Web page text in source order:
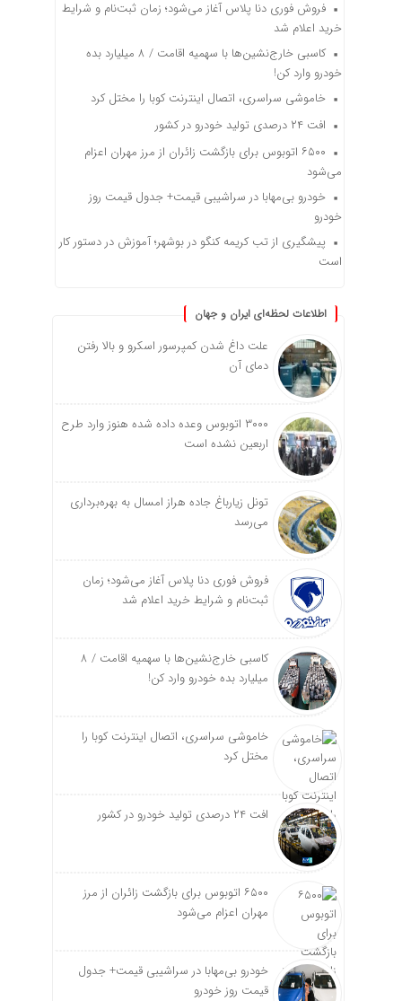
فروش فوری دنا پلاس آغاز می‌شود؛ زمان ثبت‌نام و شرایط
خرید اعلام شد
کاسبی خارج‌نشین‌ها با سهمیه اقامت / ۸ میلیارد بده
خودرو وارد کن!
خاموشی سراسری، اتصال اینترنت کوبا را مختل کرد
افت ۲۴ درصدی تولید خودرو در کشور
۶۵۰۰ اتوبوس برای بازگشت زائران از مرز مهران اعزام
می‌شود
خودرو بی‌مهابا در سراشیبی قیمت+ جدول قیمت روز
خودرو
پیشگیری از تب کریمه کنگو در بوشهر؛ آموزش در دستور کار
است
اطلاعات لحظه‌ای ایران و جهان
علت داغ شدن کمپرسور اسکرو و بالا رفتن
دمای آن
۳۰۰۰ اتوبوس وعده داده شده هنوز وارد طرح
اربعین نشده است
تونل زیارباغ جاده هراز امسال به بهره‌برداری
می‌رسد
فروش فوری دنا پلاس آغاز می‌شود؛ زمان
ثبت‌نام و شرایط خرید اعلام شد
کاسبی خارج‌نشین‌ها با سهمیه اقامت / ۸
میلیارد بده خودرو وارد کن!
خاموشی سراسری، اتصال اینترنت کوبا را
مختل کرد
افت ۲۴ درصدی تولید خودرو در کشور
۶۵۰۰ اتوبوس برای بازگشت زائران از مرز
مهران اعزام می‌شود
خودرو بی‌مهابا در سراشیبی قیمت+ جدول
قیمت روز خودرو